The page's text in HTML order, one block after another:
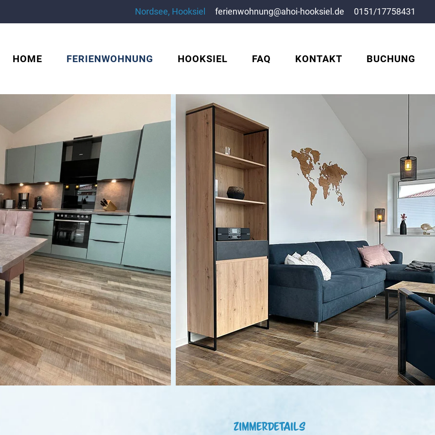
Nordsee, Hooksiel ferienwohnung@ahoi-hooksiel.de 0151/17758431
HOME FERIENWOHNUNG HOOKSIEL FAQ KONTAKT BUCHUNG
ZimmerDetails